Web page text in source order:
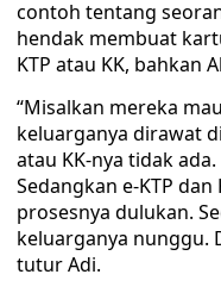
contoh tentang
hendak membuat
KTP atau KK, bahkan
“Misalkan mereka
keluarganya dirawat
atau KK-nya tidak
Sedangkan e-KTP
prosesnya dulukan.
keluarganya nunggu.
tutur Adi.